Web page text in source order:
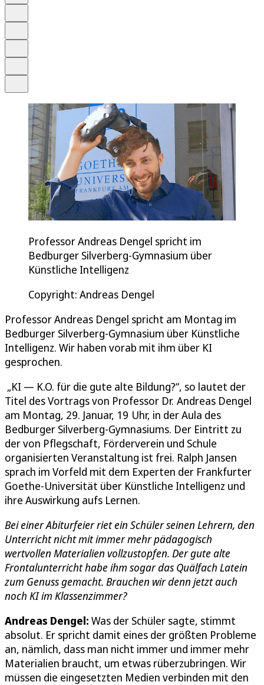
Professor Andreas Dengel spricht im
Bedburger Silverberg-Gymnasium über
Künstliche Intelligenz
Copyright: Andreas Dengel
Professor Andreas Dengel spricht am Montag im
Bedburger Silverberg-Gymnasium über Künstliche
Intelligenz. Wir haben vorab mit ihm über KI
gesprochen.
„KI — K.O. für die gute alte Bildung?“, so lautet der
Titel des Vortrags von Professor Dr. Andreas Dengel
am Montag, 29. Januar, 19 Uhr, in der Aula des
Bedburger Silverberg-Gymnasiums. Der Eintritt zu
der von Pflegschaft, Förderverein und Schule
organisierten Veranstaltung ist frei. Ralph Jansen
sprach im Vorfeld mit dem Experten der Frankfurter
Goethe-Universität über Künstliche Intelligenz und
ihre Auswirkung aufs Lernen.
Bei einer Abiturfeier riet ein Schüler seinen Lehrern, den
Unterricht nicht mit immer mehr pädagogisch
wertvollen Materialien vollzustopfen. Der gute alte
Frontalunterricht habe ihm sogar das Quälfach Latein
zum Genuss gemacht. Brauchen wir denn jetzt auch
noch KI im Klassenzimmer?
Andreas Dengel: Was der Schüler sagte, stimmt
absolut. Er spricht damit eines der größten Probleme
an, nämlich, dass man nicht immer und immer mehr
Materialien braucht, um etwas rüberzubringen. Wir
müssen die eingesetzten Medien verbinden mit den